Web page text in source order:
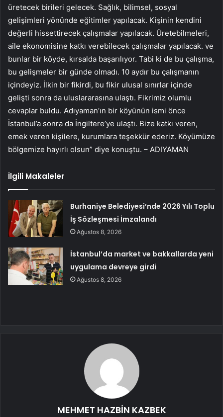
üretecek birileri gelecek. Sağlık, bilimsel, sosyal
gelişimleri yönünde eğitimler yapılacak. Kişinin kendini
değerli hissettirecek çalışmalar yapılacak. Üretebilmeleri,
aile ekonomisine katkı verebilecek çalışmalar yapılacak. ve
bunlar bir köyde, kırsalda başarılıyor. Tabi ki de bu çalışma,
bu gelişmeler bir günde olmadı. 10 aydır bu çalışmanın
içindeyiz. İlkin bir fikirdi, bu fikir ulusal sınırlar içinde
gelişti sonra da uluslararasına ulaştı. Fikrimiz olumlu
cevaplar buldu. Adıyaman’ın bir köyünün ismi önce
İstanbul’a sonra da İngiltere’ye ulaştı. Bize katkı veren,
emek veren kişilere, kurumlara teşekkür ederiz. Köyümüze
bölgemize hayırlı olsun” diye konuştu. – ADIYAMAN
İlgili Makaleler
Burhaniye Belediyesi’nde 2026 Yılı Toplu
İş Sözleşmesi İmzalandı
Ağustos 8, 2026
İstanbul’da market ve bakkallarda yeni
uygulama devreye girdi
Ağustos 8, 2026
MEHMET HAZBİN KAZBEK